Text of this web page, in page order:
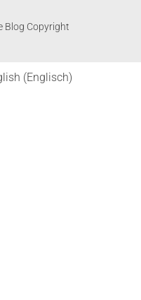
Blog Copyright
(Englisch)